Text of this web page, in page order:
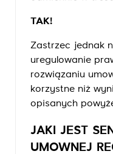
TAK!
Zastrzec jednak
uregulowanie
rozwiązaniu
korzystne niż
opisanych
JAKI JEST
UMOWNEJ